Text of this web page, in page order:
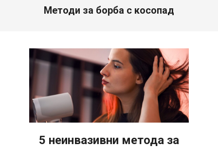
Методи за борба с косопад
5 неинвазивни метода за